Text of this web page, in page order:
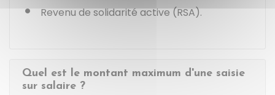
Revenu de solidarité active (RSA).
Quel est le montant maximum d'une saisie
sur salaire ?